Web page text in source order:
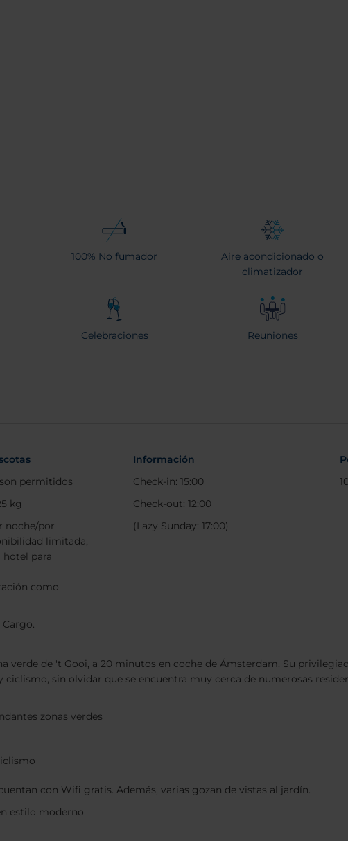
100% No fumador
Aire acondicionado o
climatizador
Celebraciones Reuniones
permitidos
kg
noche/por
limitada,
para
como
Información
Check-in: 15:00
Check-out: 12:00
(Lazy Sunday: 17:00)
verde de 't Gooi, a 20 minutos en coche de Ámsterdam. Su
sin olvidar que se encuentra muy cerca de numerosas
zonas verdes
con Wifi gratis. Además, varias gozan de vistas al jardín.
estilo moderno